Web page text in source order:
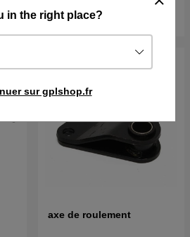
in the right place?
sur gplshop.fr
axe de roulement